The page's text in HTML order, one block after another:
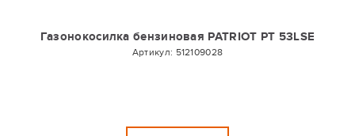
Газонокосилка бензиновая PATRIOT PT 53LSE
Артикул: 512109028